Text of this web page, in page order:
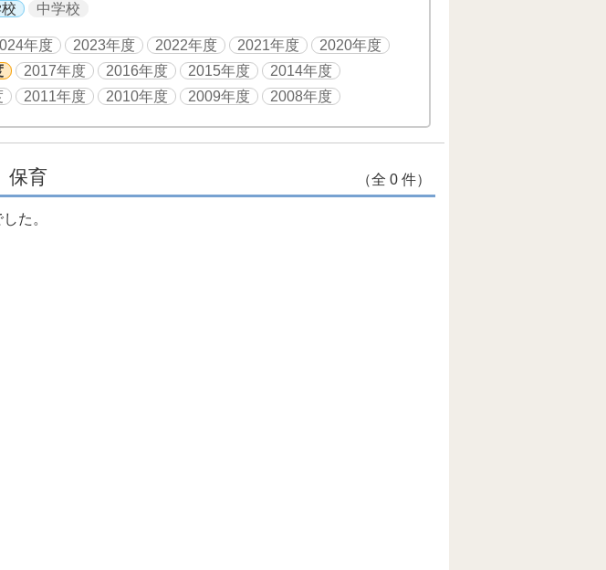
中学校
年度 2023年度 2022年度 2021年度
2020年度
2017年度 2016年度 2015年度
2014年度
2011年度 2010年度 2009年度 2008年度
保育 （全 0 件）
た。